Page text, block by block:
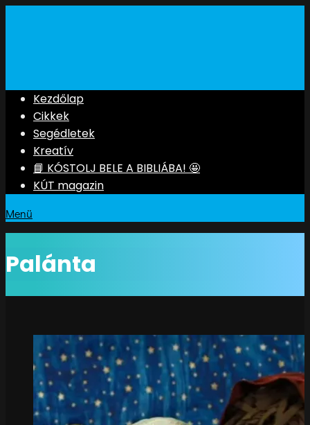
Kezdőlap
Cikkek
Segédletek
Kreatív
📘 KÓSTOLJ BELE A BIBLIÁBA! 🤩
KÚT magazin
Menü
Palánta